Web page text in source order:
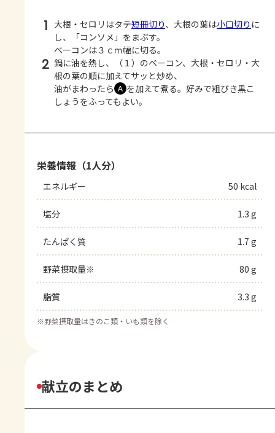
1 大根・セロリはタテ短冊切り、大根の葉は小口切り に
し、「コンソメ」をまぶす。
ベーコンは３ｃｍ幅に切る。
2 鍋に油を熱し、（１）のベーコン、大根・セロリ・大
根の葉の順に加えてサッと炒め、
油がまわったら Ａ を加えて煮る。好みで粗びき黒こ
しょうをふってもよい。
栄養情報（1人分）
エネルギー 50 kcal
塩分 1.3 g
たんぱく質 1.7 g
野菜摂取量※ 80 g
脂質 3.3 g
※野菜摂取量はきのこ類・いも類を除く
献立のまとめ